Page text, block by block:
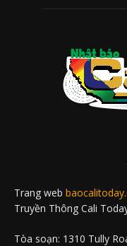
Trang web
Truyền Thông Cali
Tòa soạn: 1310 Tully